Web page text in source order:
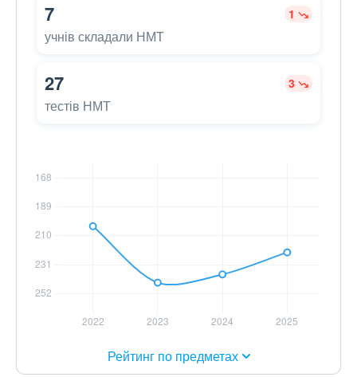
7 1
учнів складали НМТ
27 3
тестів НМТ
Рейтинг по предметах